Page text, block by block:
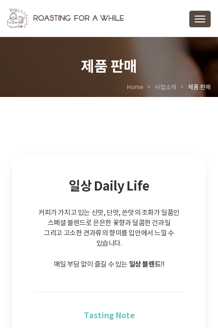
제품 판매
Home 사업소개 제품 판매
일상 Daily Life
커피가 가지고 있는 신맛, 단맛, 쓴맛의 조화가 일품인
스폐셜 블렌드로 은은한 꽃향과 달콤한 건과일
그리고 고소한 견과류의 향미를 입안에서 느낄 수
있습니다.
매일 부담 없이 즐길 수 있는 일상 블렌드!!
Tasting Note